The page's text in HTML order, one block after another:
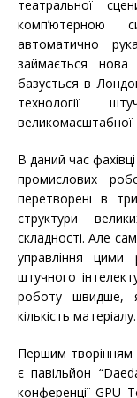
театральної
комп’ютерною
автоматично
займається
базується в
технології
великомасштабної
В даний час
промислових
перетворені в
структури
складності. Але
управління
штучного
роботу швидше,
кількість матеріалу.
Першим творінням
є павільйон
конференції GPU